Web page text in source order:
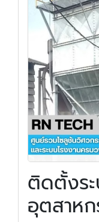
ติดตั้งร
อุตสาห